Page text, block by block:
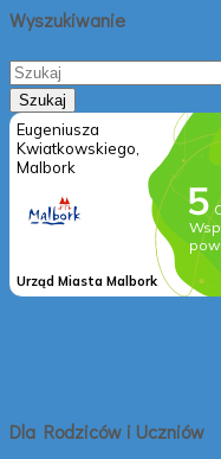
Wyszukiwanie
Dla Rodziców i Uczniów